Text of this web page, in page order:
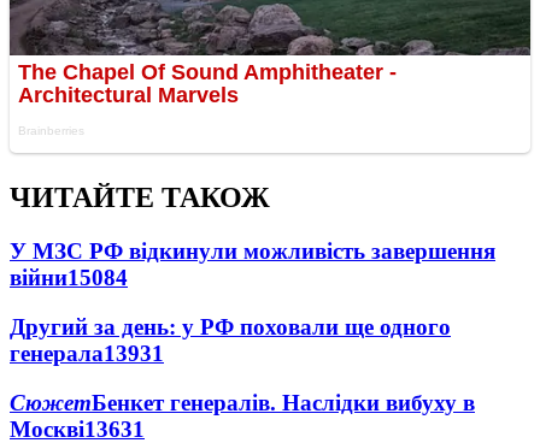
ЧИТАЙТЕ ТАКОЖ
У МЗС РФ відкинули можливість завершення
війни15084
Другий за день: у РФ поховали ще одного
генерала13931
СюжетБенкет генералів. Наслідки вибуху в
Москві13631